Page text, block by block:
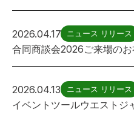
2026.04.17 ニュース リリース
合同商談会2026ご来場の
2026.04.13 ニュース リリース
イベントツールウエストジ